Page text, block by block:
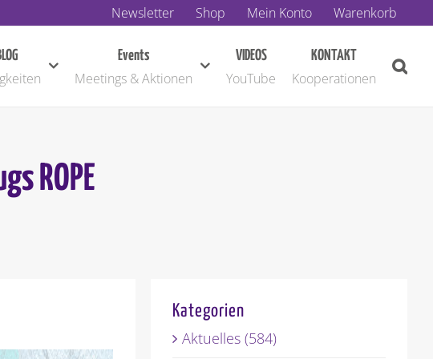
Newsletter Shop Mein Konto Warenkorb
Events
Meetings & Aktionen
VIDEOS
YouTube
KONTAKT
Kooperationen
ROPE
Kategorien
Aktuelles (584)